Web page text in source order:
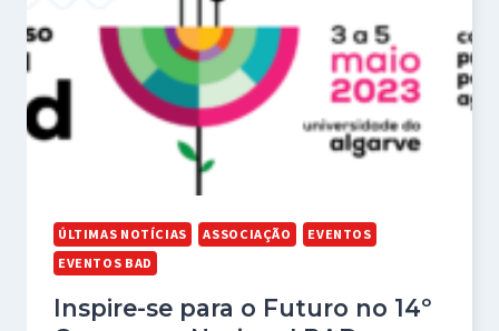
ÚLTIMAS NOTÍCIAS ASSOCIAÇÃO
EVENTOS
EVENTOS BAD
Inspire-se para o Futuro no 14º